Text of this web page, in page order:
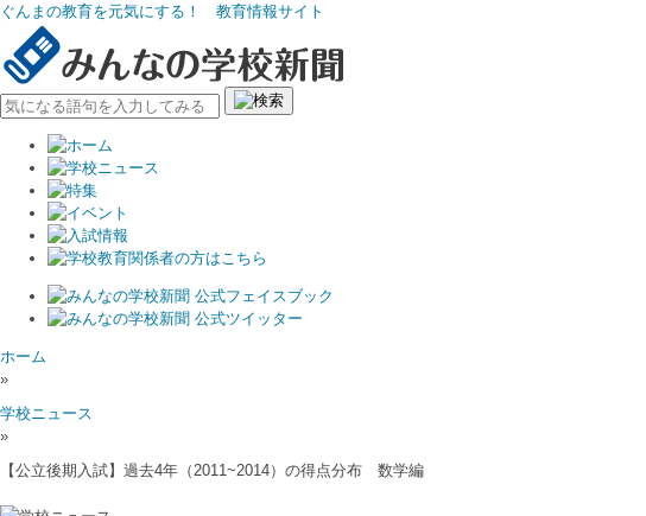
ぐんまの教育を元気にする！ 教育情報サイト
ホーム
»
学校ニュース
»
【公立後期入試】過去4年（2011~2014）の得点分布 数学編